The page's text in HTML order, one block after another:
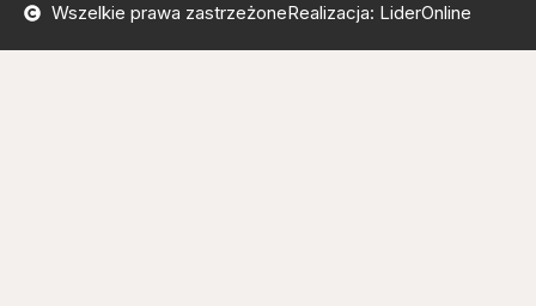
Wszelkie prawa zastrzeżoneRealizacja: LiderOnline